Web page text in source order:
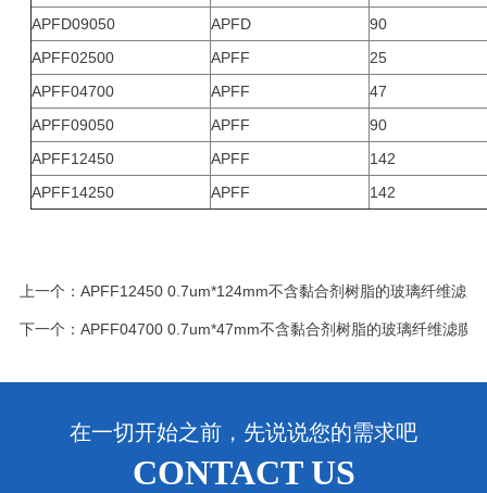
APFD09050
APFD
90
APFF02500
APFF
25
APFF04700
APFF
47
APFF09050
APFF
90
APFF12450
APFF
142
APFF14250
APFF 142
上一个： APFF12450 0.7um*124mm不含黏合剂树脂的玻璃纤维滤膜
下一个： APFF04700 0.7um*47mm不含黏合剂树脂的玻璃纤维滤膜
在一切开始之前，先说说您的需求吧
CONTACT US